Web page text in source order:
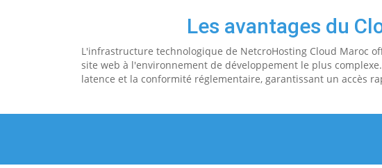
Les avantages du
L'infrastructure technologique de NetcroHosting Cloud Maroc
site web à l'environnement de développement le plus
latence et la conformité réglementaire, garantissant un accès